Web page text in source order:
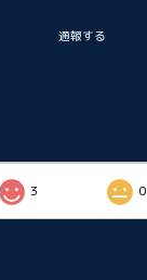
通報する
3 0